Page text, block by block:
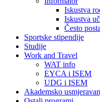
Iskustva
Iskustva
Često
Sportske stipendije
Studije
Work and Travel
WAT info
EYCA i ISEM
UDG i ISEM
Akademsko